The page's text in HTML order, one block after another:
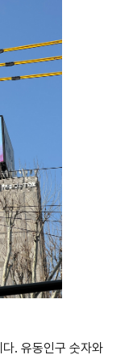
. 유동인구 숫자와